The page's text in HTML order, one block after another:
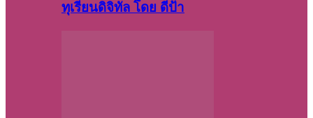
ทุเรียนดิจิทัล โดย ดีป้า